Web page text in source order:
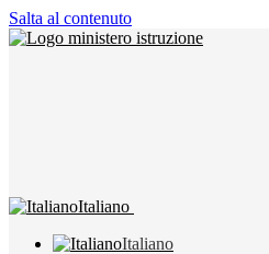
Salta al contenuto
Italiano
Italiano